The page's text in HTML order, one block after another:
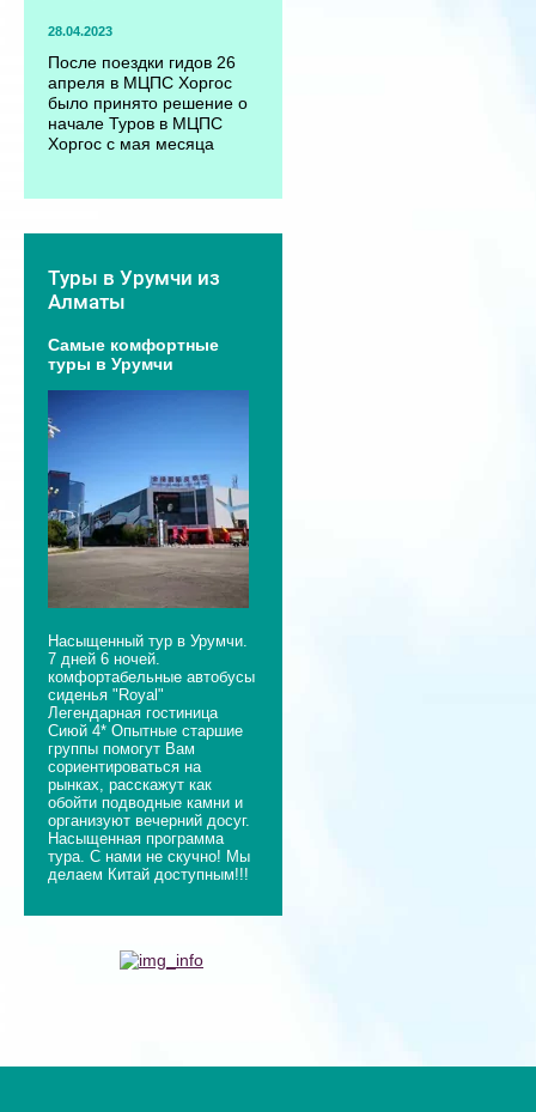
28.04.2023
После поездки гидов 26
апреля в МЦПС Хоргос
было принято решение о
начале Туров в МЦПС
Хоргос с мая месяца
Туры в Урумчи из
Алматы
Самые комфортные
туры в Урумчи
Насыщенный тур в Урумчи.
7 дней 6 ночей.
комфортабельные автобусы
сиденья "Royal"
Легендарная гостиница
Сиюй 4* Опытные старшие
группы помогут Вам
сориентироваться на
рынках, расскажут как
обойти подводные камни и
организуют вечерний досуг.
Насыщенная программа
тура. С нами не скучно! Мы
делаем Китай доступным!!!